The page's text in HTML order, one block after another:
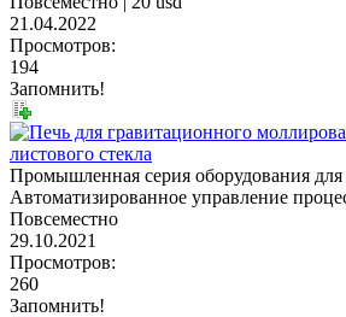
21.04.2022
Просмотров:
194
Запомнить!
листового стекла
Промышленная серия оборудования для
Автоматизированное управление
Повсеместно
29.10.2021
Просмотров:
260
Запомнить!